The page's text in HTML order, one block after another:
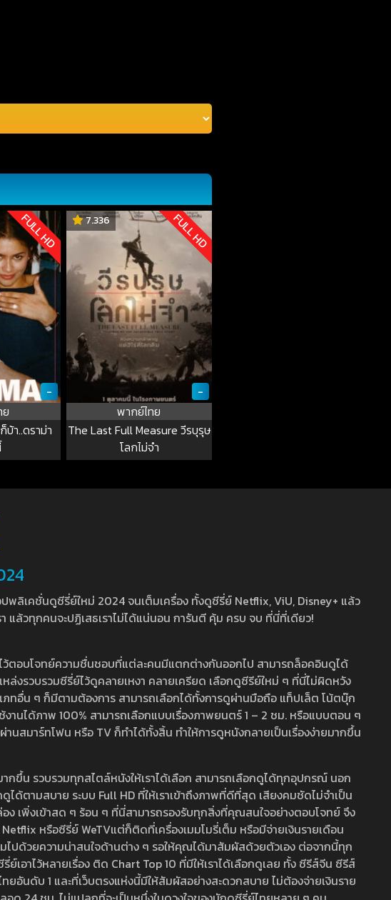
FULL HD
-
า..ดราม่า
7.336 FULL HD
-
พากย์ไทย
The Last Full Measure วีรบุรุษ
โลกไม่จำ
ลิเคชั่นดูซีรี่ย์ใหม่ 2024 จนเต็มเครื่อง ทั้งดูซีรี่ย์ Netflix, ViU, Disney+ แล้ว
แล้วทุกคนจะปฏิเสธเราไม่ได้แน่นอน การันตี คุ้ม ครบ จบ ที่นี่ที่เดียว!
ตอบโจทย์ความชื่นชอบที่แต่ละคนมีแตกต่างกันออกไป สามารถล็อคอินดูได้
งรวบรวมซีรี่ย์ไว้ดูคลายเหงา คลายเครียด เลือกดูซีรีย์ใหม่ ๆ ที่นี่ไม่ผิดหวัง
อื่น ๆ ก็มีตามต้องการ สามารถเลือกได้ทั้งการดูผ่านมือถือ แท็ปเล็ต โน้ตบุ๊ก
นได้ภาพ 100% สามารถเลือกแบบเรื่องภาพยนตร์ 1 – 2 ชม. หรือแบบตอน ๆ
สมาร์ทโฟน หรือ TV ก็ทำได้ทั้งสิ้น ทำให้การดูหนังกลายเป็นเรื่องง่ายมากขึ้น
กขึ้น รวบรวมทุกสไตล์หนังให้เราได้เลือก สามารถเลือกดูได้ทุกอุปกรณ์ นอก
ตามสบาย ระบบ Full HD ที่ให้เราเข้าถึงภาพที่ดีที่สุด เสียงคมชัดไม่จำเป็น
อง เพิ่งเข้าสด ๆ ร้อน ๆ ที่นี่สามารถรองรับทุกสิ่งที่คุณสนใจอย่างตอบโจทย์ จึง
หรือซีรี่ย์ WeTVแต่ก็ติดที่เครื่องเมมโมรี่เต็ม หรือมีจ่ายเงินรายเดือน
ปด้วยความน่าสนใจด้านต่าง ๆ รอให้คุณได้มาสัมผัสด้วยตัวเอง ต่อจากนี้ทุก
อาไว้หลายเรื่อง ติด Chart Top 10 ที่มีให้เราได้เลือกดูเลย ทั้ง ซีรีส์จีน ซีรีส์
นดับ 1 และที่เว็บตรงแห่งนี้มีให้สัมผัสอย่างสะดวกสบาย ไม่ต้องจ่ายเงินราย